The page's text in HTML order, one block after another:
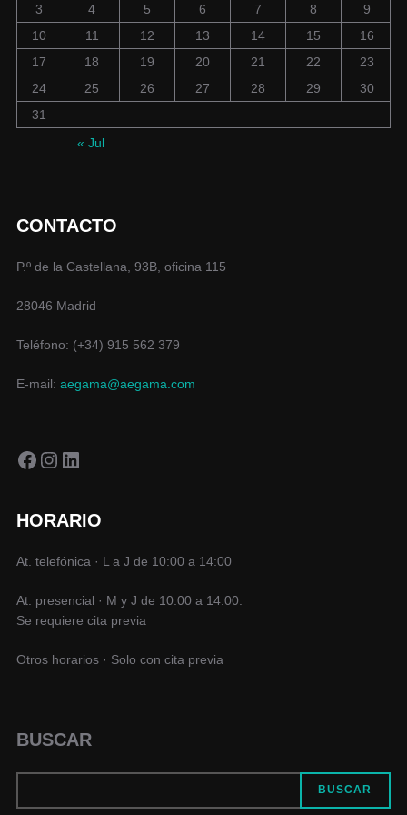
3
4 5 6 7 8
9
10
11 12 13 14 15
16
17
18 19 20 21 22
23
24
25 26 27 28 29
30
31
« Jul
CONTACTO
P.º de la Castellana, 93B, oficina 115
28046 Madrid
Teléfono: (+34) 915 562 379
E-mail: aegama@aegama.com
Facebook
Instagram
LinkedIn
HORARIO
At. telefónica · L a J de 10:00 a 14:00
At. presencial · M y J de 10:00 a 14:00.
Se requiere cita previa
Otros horarios · Solo con cita previa
BUSCAR
BUSCAR